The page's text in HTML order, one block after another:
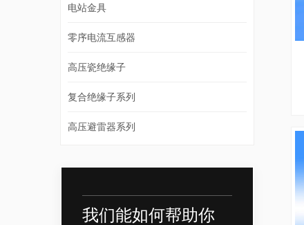
电站金具
零序电流互感器
高压瓷绝缘子
复合绝缘子系列
高压避雷器系列
我们能如何帮助你